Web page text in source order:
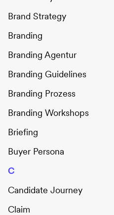
Brand Strategy
Branding
Branding Agentur
Branding Guidelines
Branding Prozess
Branding Workshops
Briefing
Buyer Persona
C
Candidate Journey
Claim